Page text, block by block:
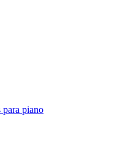
para piano